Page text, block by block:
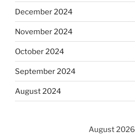
December 2024
November 2024
October 2024
September 2024
August 2024
August 2026